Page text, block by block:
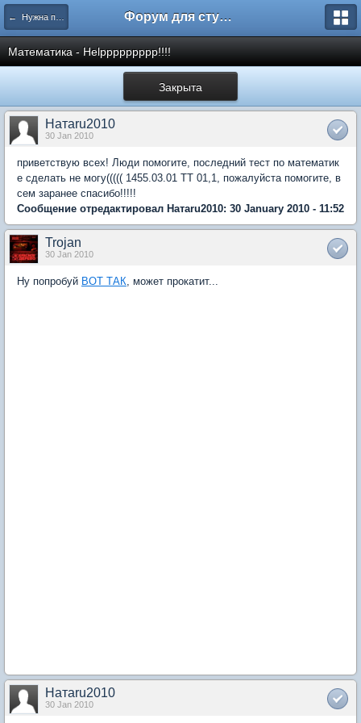
← Нужна помощь Форум для студента СГА
Математика - Helppppppppp!!!!
Закрыта
Натаru2010
30 Jan 2010
приветствую всех! Люди помогите, последний тест по математик
е сделать не могу((((( 1455.03.01 ТТ 01,1, пожалуйста помогите, в
сем заранее спасибо!!!!!
Сообщение отредактировал Натаru2010: 30 January 2010 - 11:52
Trojan
30 Jan 2010
Ну попробуй ВОТ ТАК, может прокатит...
Натаru2010
30 Jan 2010